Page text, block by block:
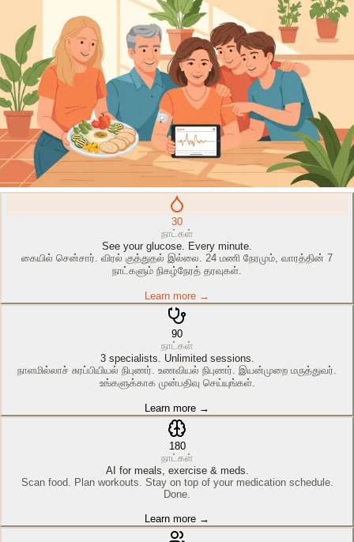
30
நாட்கள்
See your glucose. Every minute.
கையில் சென்சார். விரல் குத்துதல் இல்லை. 24 மணி நேரமும், வாரத்தின் 7
நாட்களும் நிகழ்நேரத் தரவுகள்.
Learn more →
90
நாட்கள்
3 specialists. Unlimited sessions.
நாளமில்லாச் சுரப்பியியல் நிபுணர். உணவியல் நிபுணர். இயன்முறை மருத்துவர்.
உங்களுக்காக முன்பதிவு செய்யுங்கள்.
Learn more →
180
நாட்கள்
AI for meals, exercise & meds.
Scan food. Plan workouts. Stay on top of your medication schedule.
Done.
Learn more →